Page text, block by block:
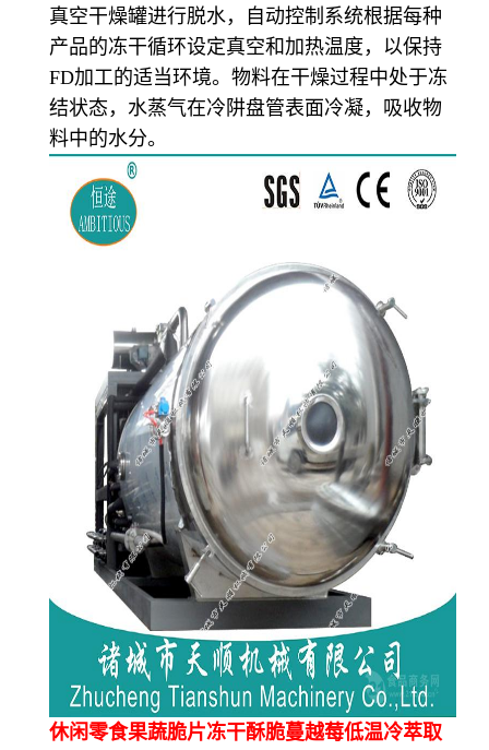
真空干燥罐进行脱水，自动控制系统根据每种
产品的冻干循环设定真空和加热温度，以保持
FD加工的适当环境。物料在干燥过程中处于冻
结状态，水蒸气在冷阱盘管表面冷凝，吸收物
料中的水分。
休闲零食果蔬脆片冻干酥脆蔓越莓低温冷萃取